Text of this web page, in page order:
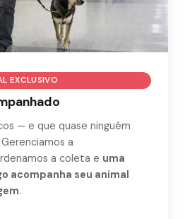
EXCLUSIVO
— e que quase ninguém
a
a coleta e uma
acompanha seu animal
.